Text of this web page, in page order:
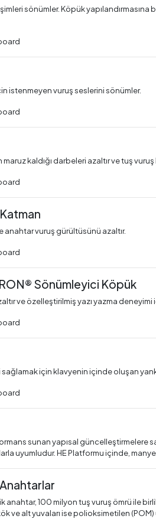
sönümler. Köpük yapılandırmasına
istenmeyen vuruş seslerini sönümler.
kaldığı darbeleri azaltır ve tuş
anahtar vuruş gürültüsünü azaltır.
Sönümleyici Köpük
ve özelleştirilmiş yazı yazma deneyimi
için klavyenin içinde oluşan
sunan yapısal güncelleştirmelere
uyumludur. HE Platformu içinde,
100 milyon tuş vuruş ömrü ile
alt yuvaları ise polioksimetilen (POM)